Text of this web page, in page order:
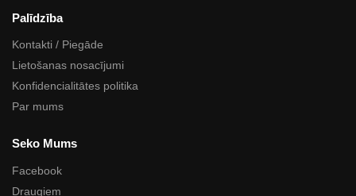
Palīdzība
Kontakti / Piegāde
Lietošanas nosacījumi
Konfidencialitātes politika
Par mums
Seko Mums
Facebook
Draugiem